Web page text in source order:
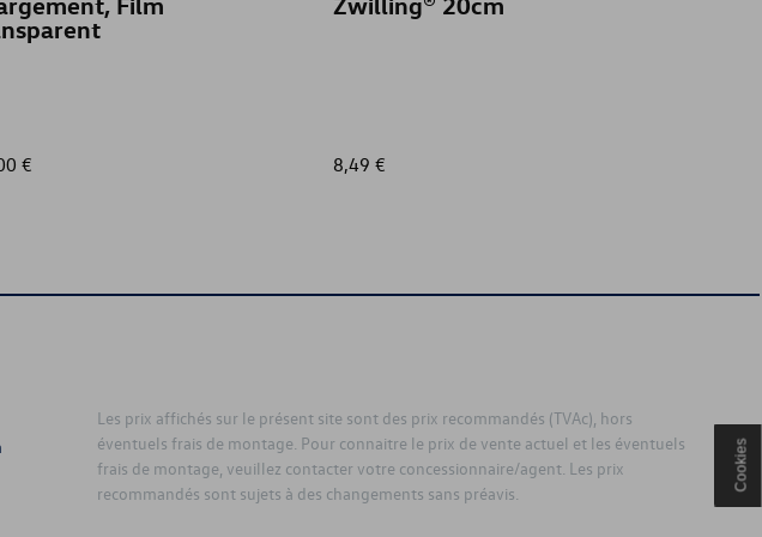
MULTIVAN 6.1
€ 8,49 €
Les prix affichés sur le présent site sont des prix recommandés (TVAc), hors
éventuels frais de montage. Pour connaitre le prix de vente actuel et les éventuels
frais de montage, veuillez contacter votre concessionnaire/agent. Les prix
recommandés sont sujets à des changements sans préavis.
Cookies